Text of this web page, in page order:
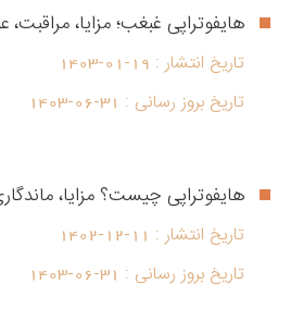
هایفوتراپی غبغب؛ مزایا،
تاریخ انتشار : 1403-01-19
تاریخ بروز رسانی : 1403-06-31
هایفوتراپی چیست؟ مزایا،
تاریخ انتشار : 1402-12-11
تاریخ بروز رسانی : 1403-06-31